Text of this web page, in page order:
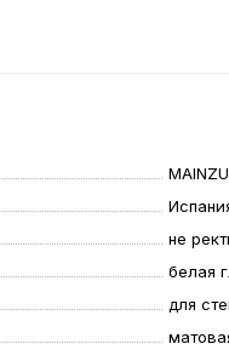
MAINZU
не
белая
для